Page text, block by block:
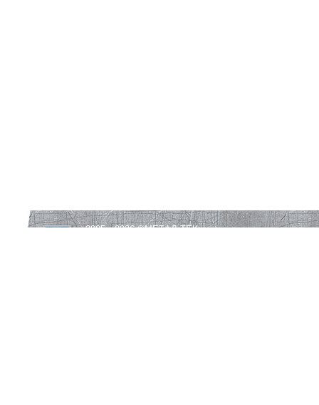
2005—2026 ©МЕТАЛ-ТЕК